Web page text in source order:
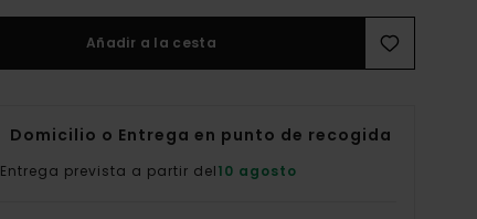
Añadir a la cesta
Domicilio o Entrega en punto de recogida
Entrega prevista a partir del10 agosto